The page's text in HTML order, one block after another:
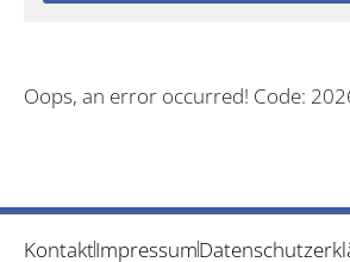
Oops, an error occurred! Code:
KontaktImpressum